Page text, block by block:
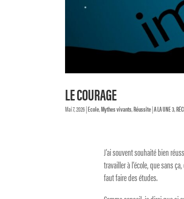
LE COURAGE
Mai 7, 2026|Ecole,Mythes vivants,Réussite|A LA UNE 3,
J’ai souvent souhaité bien
travailler à l’école, que sans
faut faire des études.